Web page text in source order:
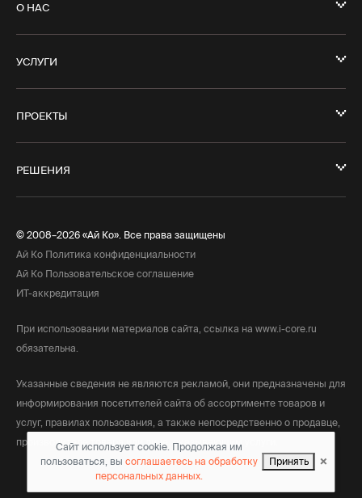
О НАС
УСЛУГИ
ПРОЕКТЫ
РЕШЕНИЯ
© 2008–2026 «Ай Ко». Все права защищены
Ай Ко Политика конфиденциальности
Ай Ко Пользовательское соглашение
ИТ-аккредитация
При использовании материалов сайта, ссылка на www.i-core.ru
обязательна.
Указанные сведения не являются рекламой, они предназначены для
информирования посетителей сайта об ассортименте товаров и
услуг, правилах пользования, а также непосредственно о продавце,
производителе товара или лице, оказывающим услуги.
Сайт использует cookie. Продолжая им
пользоваться, вы соглашаетесь на обработку
персональных данных.
Принять ×